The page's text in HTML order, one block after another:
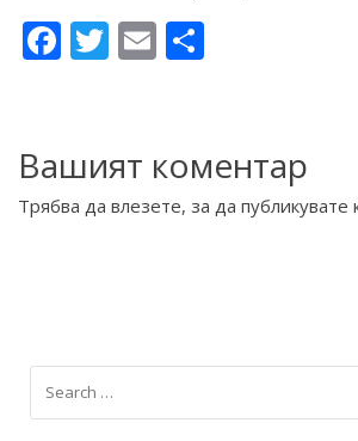
Facebook
Twitter
Email
Вашият коментар
Трябва да влезете, за да публикувате